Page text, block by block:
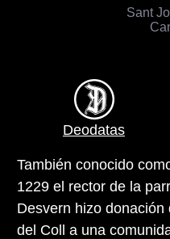
Sant
Deodatas
También conocido
1229 el rector de la
Desvern hizo
del Coll a una